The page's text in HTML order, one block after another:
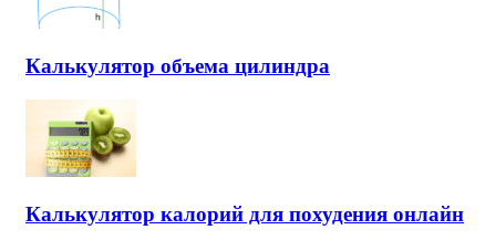
Калькулятор объема цилиндра
Калькулятор калорий для похудения онлайн